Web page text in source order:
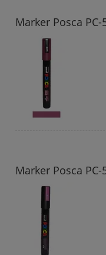
Marker Posca
Marker Posca